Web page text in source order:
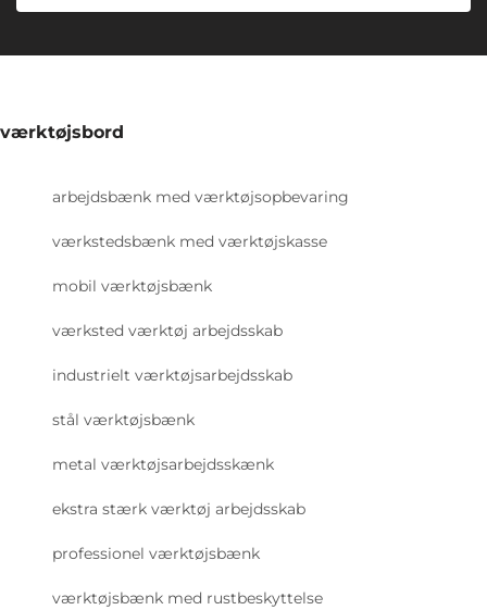
værktøjsbord
arbejdsbænk med værktøjsopbevaring
værkstedsbænk med værktøjskasse
mobil værktøjsbænk
værksted værktøj arbejdsskab
industrielt værktøjsarbejdsskab
stål værktøjsbænk
metal værktøjsarbejdsskænk
ekstra stærk værktøj arbejdsskab
professionel værktøjsbænk
værktøjsbænk med rustbeskyttelse